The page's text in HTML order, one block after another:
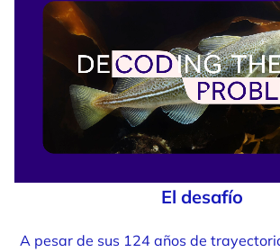
El desafío
A pesar de sus 124 años de